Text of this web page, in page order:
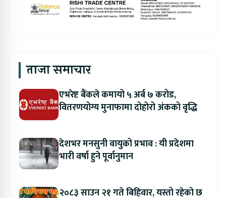
ताजा समाचार
एभरेष्ट बैंकले कमायो ५ अर्ब ७ करोड,
वितरणयोग्य मुनाफामा दोहोरो अंकको वृद्धि
देशभर मनसुनी वायुको प्रभाव : यी प्रदेशमा
भारी वर्षा हुने पूर्वानुमान
२०८३ साउन २१ गते बिहिवार, यस्तो रहेको छ